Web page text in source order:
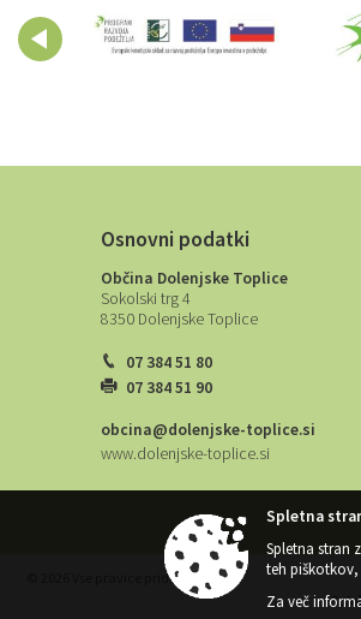
Osnovni podatki
Občina Dolenjske Toplice
Sokolski trg 4
8350 Dolenjske Toplice
07 384 51 80
07 384 51 90
obcina@dolenjske-toplice.si
www.dolenjske-toplice.si
© 2026 Vse pravice pridržane
Spletna
Spletna stran
teh
Za več